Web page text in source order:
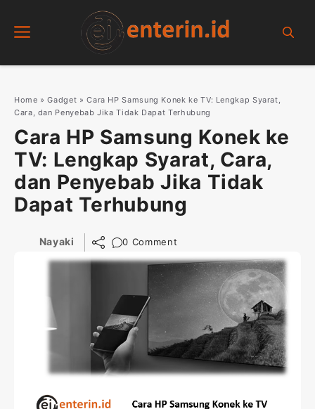
Menu
Home »Gadget »Cara HP Samsung Konek ke TV: Lengkap Syarat,
Cara, dan Penyebab Jika Tidak Dapat Terhubung
Cara HP Samsung Konek ke
TV: Lengkap Syarat, Cara,
dan Penyebab Jika Tidak
Dapat Terhubung
Nayaki 0 Comment